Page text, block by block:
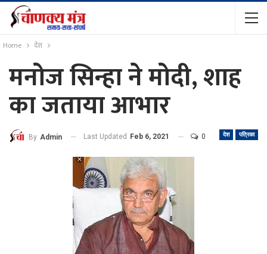
Home देश
मनोज सिन्हा ने मोदी, शाह
का जताया आभार
देश पत्रिका
By Admin Last Updated Feb 6, 2021 0